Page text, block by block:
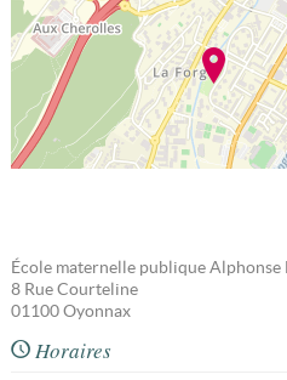
École maternelle publique Alphonse
8 Rue Courteline
01100 Oyonnax
Horaires